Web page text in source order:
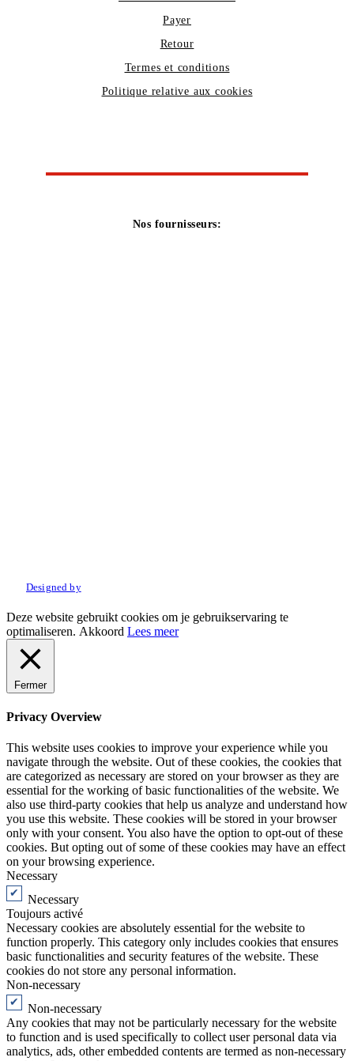
Payer
Retour
Termes et conditions
Politique relative aux cookies
Nos fournisseurs:
Designed by
Deze website gebruikt cookies om je gebruikservaring te
optimaliseren. Akkoord Lees meer
Fermer
Privacy Overview
This website uses cookies to improve your experience while you
navigate through the website. Out of these cookies, the cookies that
are categorized as necessary are stored on your browser as they are
essential for the working of basic functionalities of the website. We
also use third-party cookies that help us analyze and understand how
you use this website. These cookies will be stored in your browser
only with your consent. You also have the option to opt-out of these
cookies. But opting out of some of these cookies may have an effect
on your browsing experience.
Necessary
Necessary
Toujours activé
Necessary cookies are absolutely essential for the website to
function properly. This category only includes cookies that ensures
basic functionalities and security features of the website. These
cookies do not store any personal information.
Non-necessary
Non-necessary
Any cookies that may not be particularly necessary for the website
to function and is used specifically to collect user personal data via
analytics, ads, other embedded contents are termed as non-necessary